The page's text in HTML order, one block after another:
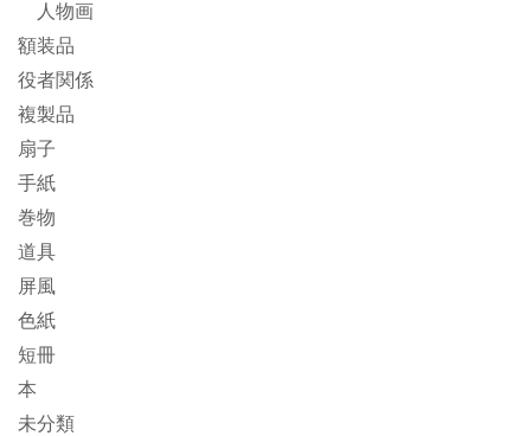
人物画
額装品
役者関係
複製品
扇子
手紙
巻物
道具
屏風
色紙
短冊
本
未分類